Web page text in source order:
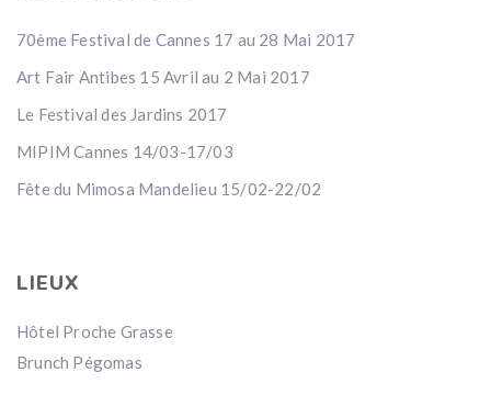
70ème Festival de Cannes 17 au 28 Mai 2017
Art Fair Antibes 15 Avril au 2 Mai 2017
Le Festival des Jardins 2017
MIPIM Cannes 14/03-17/03
Fête du Mimosa Mandelieu 15/02-22/02
LIEUX
Hôtel Proche Grasse
Brunch Pégomas